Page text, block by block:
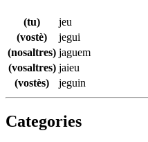
(tu)
jeu
(vostè)
jegui
(nosaltres) jaguem
(vosaltres) jaieu
(vostès)
jeguin
Categories